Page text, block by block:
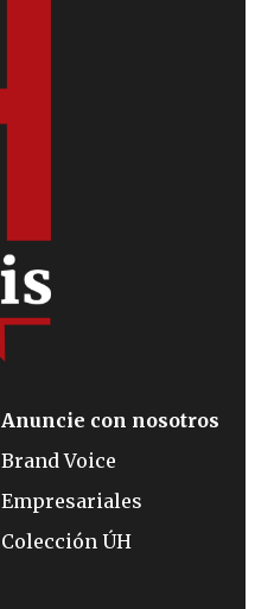
Anuncie con nosotros
Brand Voice
Empresariales
Colección ÚH